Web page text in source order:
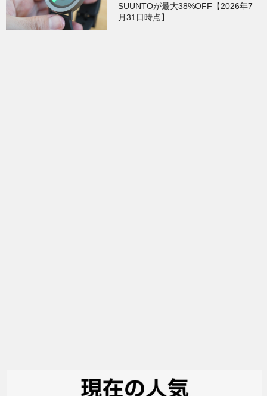
SUUNTOが最大38%OFF【2026年7
月31日時点】